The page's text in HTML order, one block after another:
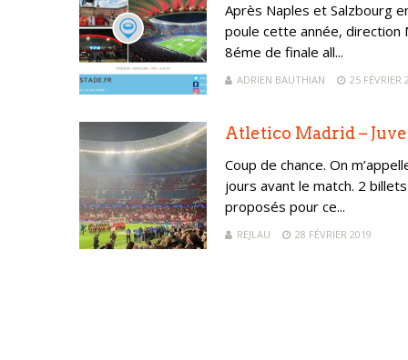
Après Naples et Salzbourg
poule cette année, direction
8éme de finale all...
ADRIEN BAUTHIAN 25 FÉVRIER
Atletico Madrid –
Coup de chance. On
jours avant le match. 2
proposés pour ce...
REJLAU 28 FÉVRIER 2019